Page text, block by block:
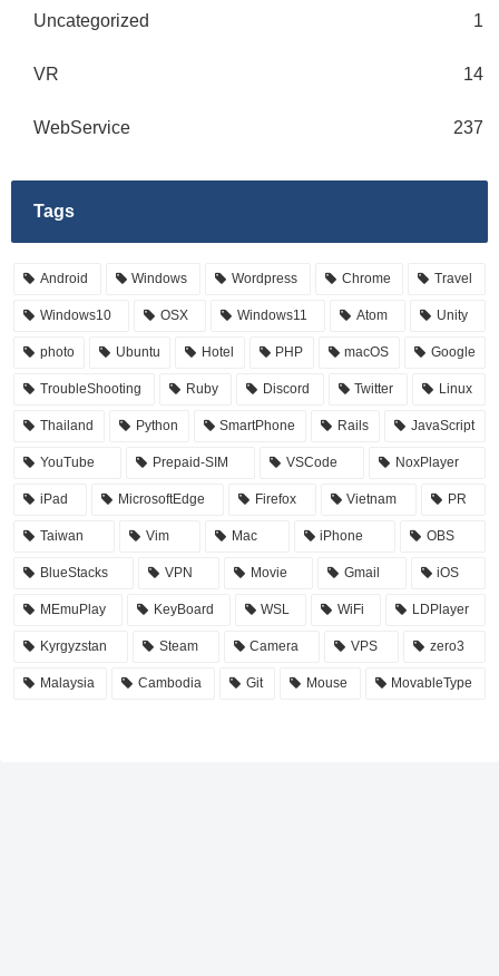
Uncategorized 1
VR 14
WebService 237
Tags
Android Windows Wordpress Chrome Travel
Windows10 OSX Windows11 Atom Unity
photo Ubuntu Hotel PHP macOS Google
TroubleShooting Ruby Discord Twitter Linux
Thailand Python SmartPhone Rails JavaScript
YouTube Prepaid-SIM VSCode NoxPlayer
iPad MicrosoftEdge Firefox Vietnam PR
Taiwan Vim Mac iPhone OBS
BlueStacks VPN Movie Gmail iOS
MEmuPlay KeyBoard WSL WiFi LDPlayer
Kyrgyzstan Steam Camera VPS zero3
Malaysia Cambodia Git Mouse MovableType